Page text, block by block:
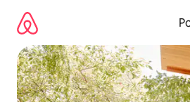
contenido